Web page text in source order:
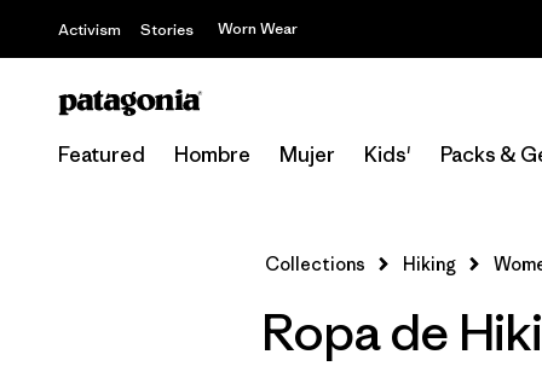
Activism Stories Worn Wear
Featured Hombre Mujer Kids' Packs &
Collections Hiking
Ropa de